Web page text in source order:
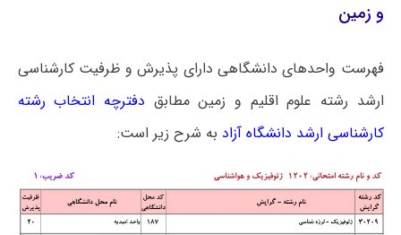
و زمین
فهرست واحدهای دانشگاهی دارای پذیرش و ظرفیت کارشناسی
ارشد رشته علوم اقلیم و زمین مطابق دفترچه انتخاب رشته
کارشناسی ارشد دانشگاه آزاد به شرح زیر است: